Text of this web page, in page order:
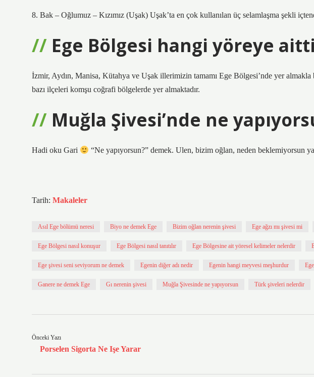
8. Bak – Oğlumuz – Kızımız (Uşak) Uşak’ta en çok kullanılan üç selamlaşma şekli
Ege Bölgesi hangi yöreye
İzmir, Aydın, Manisa, Kütahya ve Uşak illerimizin tamamı Ege Bölgesi’nde yer
bazı ilçeleri komşu coğrafi bölgelerde yer almaktadır.
Muğla Şivesi’nde ne
Hadi oku Gari “Ne yapıyorsun?” demek. Ulen, bizim oğlan, neden beklemiyorsun
Tarih: Makaleler
Asıl Ege bölümü neresi Biyo ne demek Ege Bizim oğlan nerenin şivesi Ege ağzı mı şivesi mi
Ege Bölgesi nasıl konuşur Ege Bölgesi nasıl tanıtılır Ege Bölgesine ait yöresel kelimeler nelerdir
Ege şivesi seni seviyorum ne demek Egenin diğer adı nedir Egenin hangi meyvesi meşhurdur
Ganere ne demek Ege Gı nerenin şivesi Muğla Şivesinde ne yapıyorsun Türk şiveleri nelerdir
Önceki Yazı
Porselen Sigorta Ne Işe Yarar